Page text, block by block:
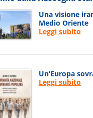
Una visione
Medio Oriente
Leggi subito
Un’Europa
Leggi subito